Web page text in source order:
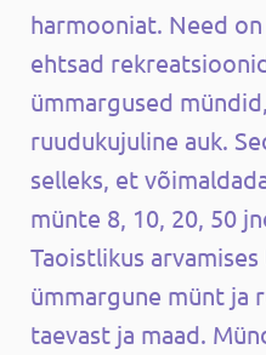
harmooniat. Need
ehtsad
ümmargused
ruudukujuline auk.
selleks, et
münte 8, 10, 20, 50
Taoistlikus
ümmargune münt ja
taevast ja maad.